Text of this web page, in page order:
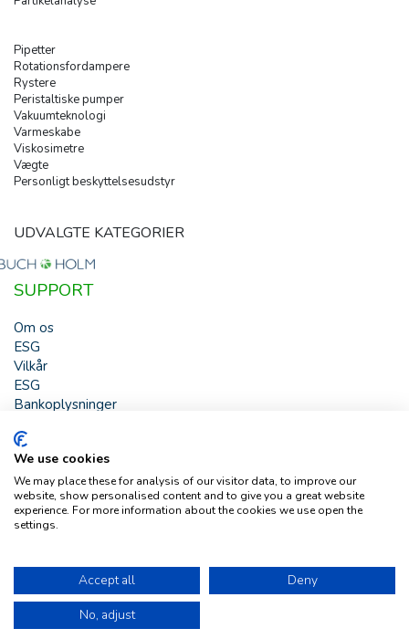
Pipetter
Rotationsfordampere
Rystere
Peristaltiske pumper
Vakuumteknologi
Varmeskabe
Viskosimetre
Vægte
Personligt beskyttelsesudstyr
UDVALGTE KATEGORIER
SUPPORT
Om os
ESG
Vilkår
ESG
Bankoplysninger
HJÆLP
Buch & Holm A/S - Marielundvej 39 - DK-2730 Herlev -
Tlf. +45 44 54 00 00 - e-mail:b-h@buch-holm.dk- CVR-nr.:
DK-19993345
We use cookies
We may place these for analysis of our visitor data, to improve our
website, show personalised content and to give you a great website
experience. For more information about the cookies we use open the
settings.
Accept all
Deny
No, adjust